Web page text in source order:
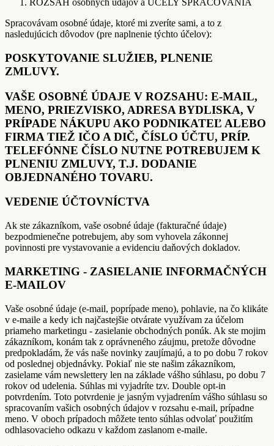
ROZSAH osobných údajov a ÚČELY SPRACOVANIA
Spracovávam osobné údaje, ktoré mi zveríte sami, a to z
nasledujúcich dôvodov (pre naplnenie týchto účelov):
POSKYTOVANIE SLUŽIEB, PLNENIE
ZMLUVY.
VAŠE OSOBNÉ ÚDAJE V ROZSAHU: E-MAIL,
MENO, PRIEZVISKO, ADRESA BYDLISKA, V
PRÍPADE NÁKUPU AKO PODNIKATEĽ ALEBO
FIRMA TIEŽ IČO A DIČ, ČÍSLO ÚČTU, PRÍP.
TELEFÓNNE ČÍSLO NUTNE POTREBUJEM K
PLNENIU ZMLUVY, T.J. DODANIE
OBJEDNANÉHO TOVARU.
VEDENIE ÚČTOVNÍCTVA
Ak ste zákazníkom, vaše osobné údaje (fakturačné údaje)
bezpodmienečne potrebujem, aby som vyhovela zákonnej
povinnosti pre vystavovanie a evidenciu daňových dokladov.
MARKETING - ZASIELANIE INFORMAČNÝCH
E-MAILOV
Vaše osobné údaje (e-mail, poprípade meno), pohlavie, na čo klikáte
v e-maile a kedy ich najčastejšie otvárate využívam za účelom
priameho marketingu - zasielanie obchodných ponúk. Ak ste mojim
zákazníkom, konám tak z oprávneného záujmu, pretože dôvodne
predpokladám, že vás naše novinky zaujímajú, a to po dobu 7 rokov
od poslednej objednávky. Pokiaľ nie ste našim zákazníkom,
zasielame vám newslettery len na základe vášho súhlasu, po dobu 7
rokov od udelenia. Súhlas mi vyjadríte tzv. Double opt-in
potvrdením. Toto potvrdenie je jasným vyjadrením vášho súhlasu so
spracovaním vašich osobných údajov v rozsahu e-mail, prípadne
meno. V oboch prípadoch môžete tento súhlas odvolať použitím
odhlasovacieho odkazu v každom zaslanom e-maile.